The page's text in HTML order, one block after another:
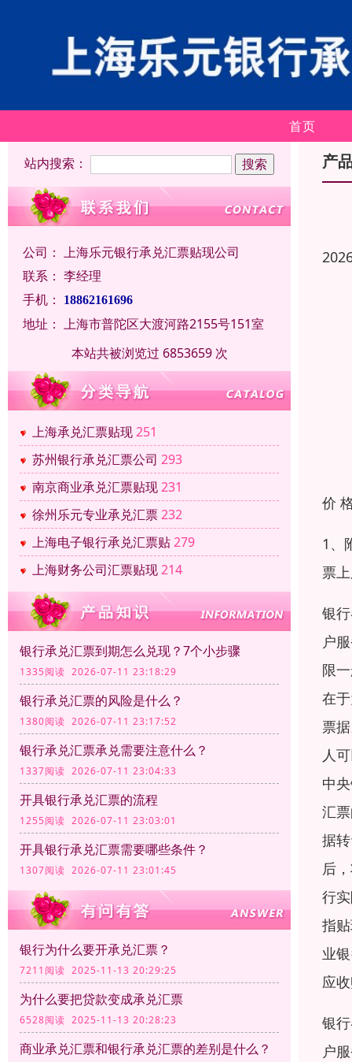
首页
站内搜索：
公司： 上海乐元银行承兑汇票贴现公司
联系： 李经理
手机：
18862161696
地址： 上海市普陀区大渡河路2155号151室
本站共被浏览过 6853659 次
上海承兑汇票贴现251
苏州银行承兑汇票公司 293
南京商业承兑汇票贴现231
徐州乐元专业承兑汇票232
上海电子银行承兑汇票贴279
上海财务公司汇票贴现214
银行承兑汇票到期怎么兑现？7个小步骤
1335阅读 2026-07-11 23:18:29
银行承兑汇票的风险是什么？
1380阅读 2026-07-11 23:17:52
银行承兑汇票承兑需要注意什么？
1337阅读 2026-07-11 23:04:33
开具银行承兑汇票的流程
1255阅读 2026-07-11 23:03:01
开具银行承兑汇票需要哪些条件？
1307阅读 2026-07-11 23:01:45
银行为什么要开承兑汇票？
7211阅读 2025-11-13 20:29:25
为什么要把贷款变成承兑汇票
6528阅读 2025-11-13 20:28:23
商业承兑汇票和银行承兑汇票的差别是什么？
产
价
1、
票
银
户
限
在
票
人
中
汇
据
后
行
指
业
应
银
户